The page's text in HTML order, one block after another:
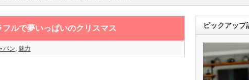
ルで夢いっぱいのクリスマス
パン, 魅力
ピックアップ